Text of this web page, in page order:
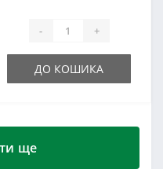
- +
ДО КОШИКА
ще